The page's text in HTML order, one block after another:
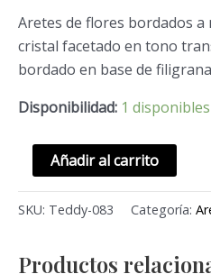
Aretes de flores bordados a
cristal facetado en tono
bordado en base de
Disponibilidad: 1 disponibles
Añadir al carrito
SKU: Teddy-083 Categoría:
Productos